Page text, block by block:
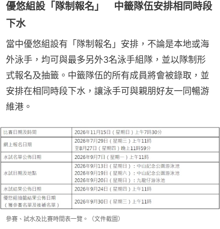
優悠組設「隊制報名」 中籤隊伍安排相同時段
下水
當中優悠組設有「隊制報名」安排，不論是本地或海
外泳手，均可與最多另外3名泳手組隊，並以隊制形
式報名及抽籤。中籤隊伍的所有成員將會被錄取，並
安排在相同時段下水，讓泳手可與親朋好友一同暢游
維港。
參賽、試水及比賽時間表一覽。（文件截圖）